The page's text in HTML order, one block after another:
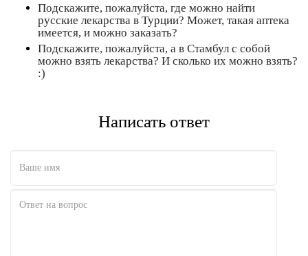
Полезно
Подскажите, пожалуйста, где можно найти
русские лекарства в Турции? Может, такая аптека
имеется, и можно заказать?
Подскажите, пожалуйста, а в Стамбул с собой
можно взять лекарства? И сколько их можно взять?
:)
Написать ответ